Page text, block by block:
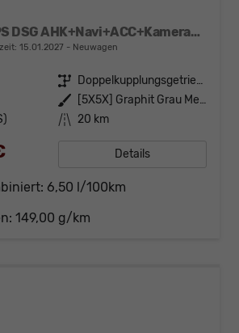
Selection 150PS DSG AHK+Navi+ACC+Kamera+Kessy+Sitzheizung+GV5+Ambiente
15.01.2027 Neuwagen
Getriebe
Doppelkupplungsgetriebe (DSG)
Außenfarbe
[5X5X] Graphit Grau Metallic
Kilometerstand 20 km
Details
6,50 l/100km
149,00 g/km